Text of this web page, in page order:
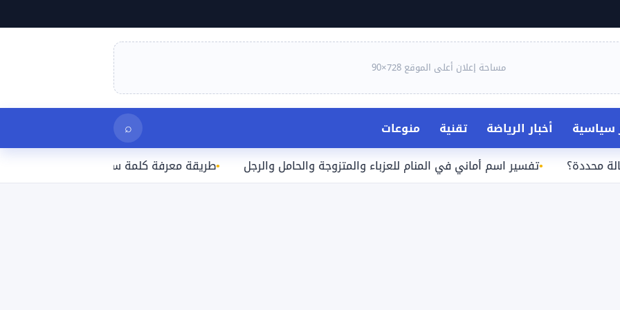
مساحة إعلان أعلى الموقع 728×90
سياسية أخبار الرياضة تقنية منوعات ⌕
تفسير اسم أماني في المنام للعزباء والمتزوجة والحامل والرجل طريقة معرفة كلمة سر الواي فاي المتصل بها على